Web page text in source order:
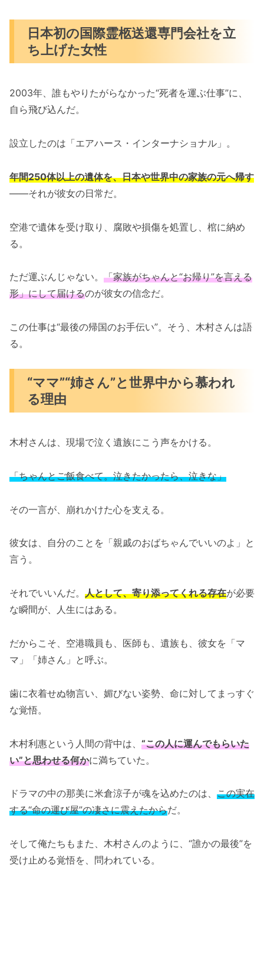
日本初の国際霊柩送還専門会社を立
ち上げた女性
2003年、誰もやりたがらなかった“死者を運ぶ仕事”に、
自ら飛び込んだ。
設立したのは「エアハース・インターナショナル」。
年間250体以上の遺体を、日本や世界中の家族の元へ帰す
――それが彼女の日常だ。
空港で遺体を受け取り、腐敗や損傷を処置し、棺に納め
る。
ただ運ぶんじゃない。 「家族がちゃんと“お帰り”を言える
形」にして届けるのが彼女の信念だ。
この仕事は“最後の帰国のお手伝い”。そう、木村さんは語
る。
“ママ”“姉さん”と世界中から慕われ
る理由
木村さんは、現場で泣く遺族にこう声をかける。
「ちゃんとご飯食べて。泣きたかったら、泣きな」
その一言が、崩れかけた心を支える。
彼女は、自分のことを「親戚のおばちゃんでいいのよ」と
言う。
それでいいんだ。 人として、寄り添ってくれる存在が必要
な瞬間が、人生にはある。
だからこそ、空港職員も、医師も、遺族も、彼女を「マ
マ」「姉さん」と呼ぶ。
歯に衣着せぬ物言い、媚びない姿勢、命に対してまっすぐ
な覚悟。
木村利惠という人間の背中は、 “この人に運んでもらいた
い”と思わせる何かに満ちていた。
ドラマの中の那美に米倉涼子が魂を込めたのは、 この実在
する“命の運び屋”の凄さに震えたからだ。
そして俺たちもまた、木村さんのように、“誰かの最後”を
受け止める覚悟を、問われている。